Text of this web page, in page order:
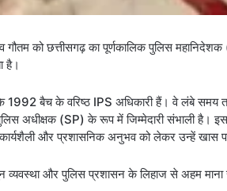
को छत्तीसगढ़ का पूर्णकालिक पुलिस
है।
बैच के वरिष्ठ IPS अधिकारी हैं। वे लंबे समय
अधीक्षक (SP) के रूप में जिम्मेदारी संभाली है।
और प्रशासनिक अनुभव को लेकर उन्हें खास
व्यवस्था और पुलिस प्रशासन के लिहाज से अहम माना